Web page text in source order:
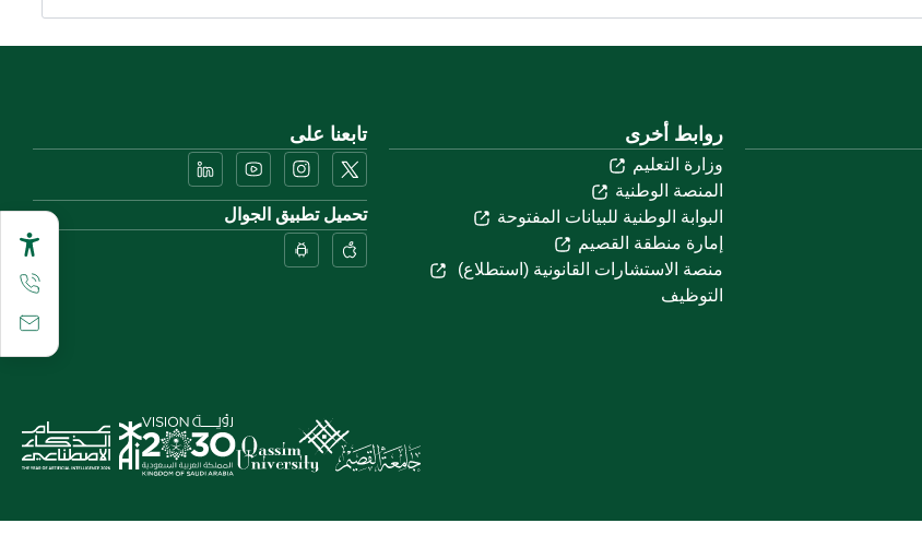
روابط أخرى
وزارة التعليم
المنصة الوطنية
البوابة الوطنية للبيانات المفتوحة
إمارة منطقة القصيم
منصة الاستشارات القانونية (استطلاع)
التوظيف
تابعنا على
تحميل تطبيق الجوال